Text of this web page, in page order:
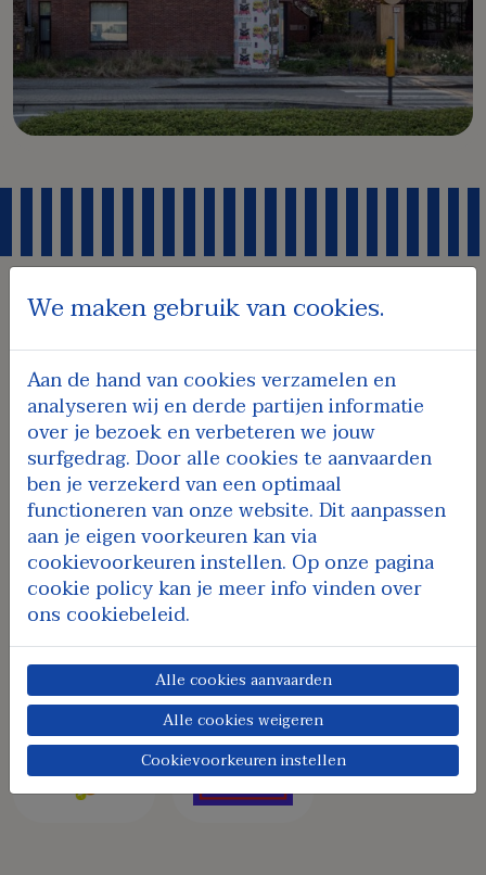
Met dank aan onze sponsors
We maken gebruik van cookies.
Aan de hand van cookies verzamelen en
analyseren wij en derde partijen informatie
over je bezoek en verbeteren we jouw
surfgedrag. Door alle cookies te aanvaarden
ben je verzekerd van een optimaal
functioneren van onze website. Dit aanpassen
aan je eigen voorkeuren kan via
cookievoorkeuren instellen. Op onze pagina
cookie policy kan je meer info vinden over
ons cookiebeleid.
Alle cookies aanvaarden
Alle cookies weigeren
Cookievoorkeuren instellen